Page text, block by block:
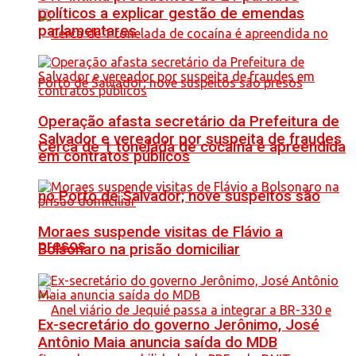
Cerca de 1 tonelada de cocaína é apreendida
no Porto de Salvador; nove suspeitos são
presos
políticos a explicar gestão de emendas
parlamentares
Operação afasta secretário da Prefeitura de
Salvador e vereador por suspeita de fraudes
em contratos públicos
Moraes suspende visitas de Flávio a
Bolsonaro na prisão domiciliar
Ex-secretário do governo Jerônimo, José
Antônio Maia anuncia saída do MDB